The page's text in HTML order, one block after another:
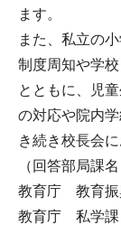
ます。
また、私立の
制度周知や学
とともに、児
の対応や院内
き続き校長会
（回答部局課名
教育庁 教育
教育庁 私学課